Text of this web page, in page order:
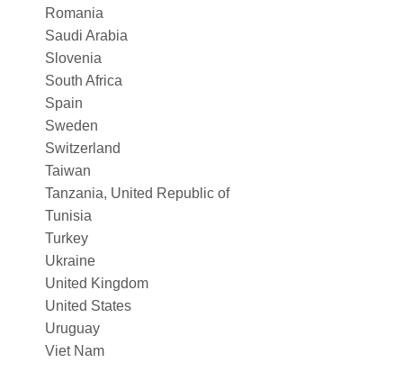
Romania
Saudi Arabia
Slovenia
South Africa
Spain
Sweden
Switzerland
Taiwan
Tanzania, United Republic of
Tunisia
Turkey
Ukraine
United Kingdom
United States
Uruguay
Viet Nam